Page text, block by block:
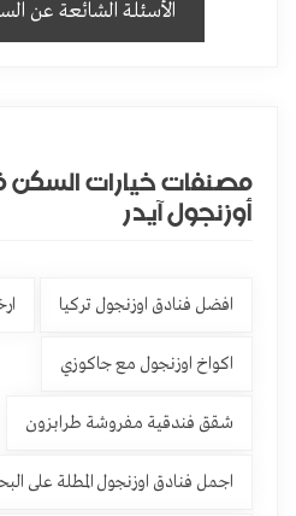
الأسئلة الشائعة عن
مصنفات خيارات السكن
أوزنجول آيدر
افضل فنادق اوزنجول تركيا
اكواخ اوزنجول مع جاكوزي
شقق فندقية مفروشة طرابزون
اجمل فنادق اوزنجول المطلة على